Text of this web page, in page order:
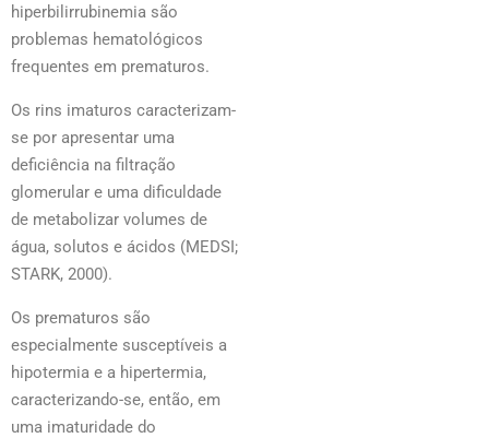
hiperbilirrubinemia são
problemas hematológicos
frequentes em prematuros.
Os rins imaturos caracterizam-
se por apresentar uma
deficiência na filtração
glomerular e uma dificuldade
de metabolizar volumes de
água, solutos e ácidos (MEDSI;
STARK, 2000).
Os prematuros são
especialmente susceptíveis a
hipotermia e a hipertermia,
caracterizando-se, então, em
uma imaturidade do